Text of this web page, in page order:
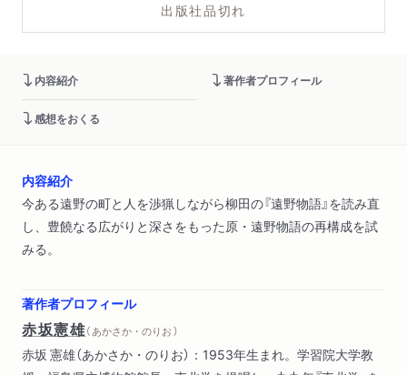
出版社品切れ
内容紹介 著作者プロフィール
感想をおくる
内容紹介
今ある遠野の町と人を渉猟しながら柳田の『遠野物語』を読み直
し、豊饒なる広がりと深さをもった原・遠野物語の再構成を試
みる。
著作者プロフィール
赤坂憲雄（ あかさか・のりお ）
赤坂 憲雄（あかさか・のりお）：1953年生まれ。学習院大学教